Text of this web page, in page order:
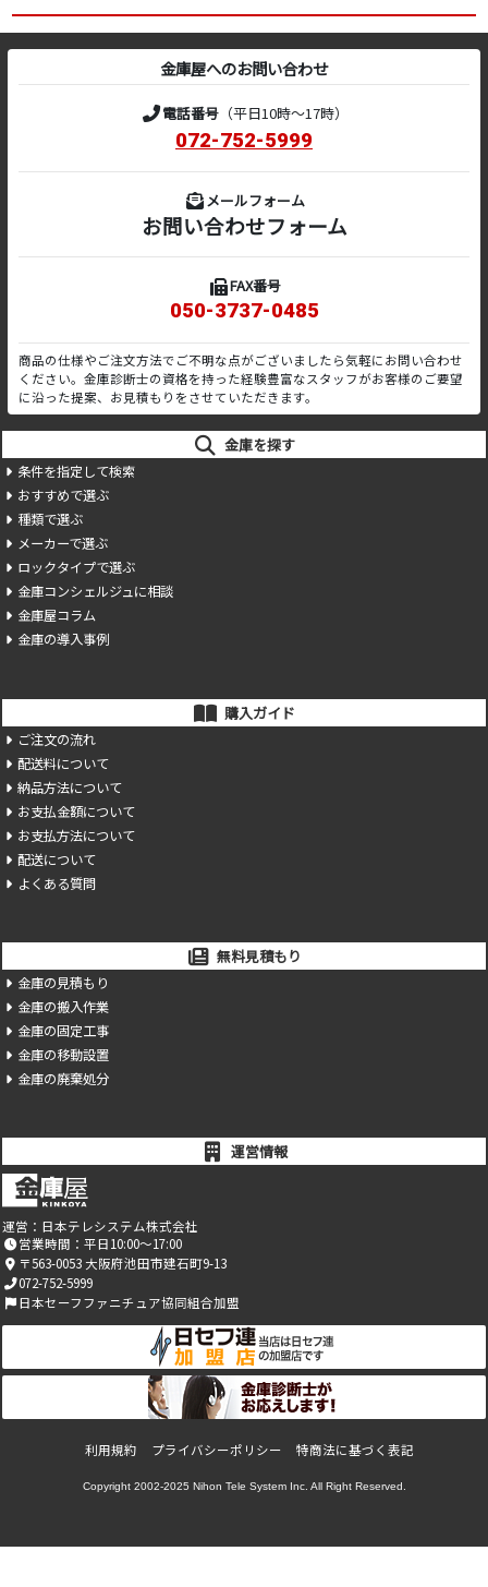
金庫屋へのお問い合わせ
電話番号（平日10時～17時）
072-752-5999
メールフォーム
お問い合わせフォーム
FAX番号
050-3737-0485
商品の仕様やご注文方法でご不明な点がございましたら気軽にお問い合わせ
ください。金庫診断士の資格を持った経験豊富なスタッフがお客様のご要望
に沿った提案、お見積もりをさせていただきます。
運営情報
運営： 日本テレシステム株式会社
営業時間：平日10:00～17:00
〒563-0053 大阪府池田市建石町9-13
072-752-5999
日本セーフファニチュア協同組合加盟
金庫を探す
条件を指定して検索
おすすめで選ぶ
種類で選ぶ
メーカーで選ぶ
ロックタイプで選ぶ
金庫コンシェルジュに相談
金庫屋コラム
金庫の導入事例
購入ガイド
ご注文の流れ
配送料について
納品方法について
お支払金額について
お支払方法について
配送について
よくある質問
無料見積もり
金庫の見積もり
金庫の搬入作業
金庫の固定工事
金庫の移動設置
金庫の廃棄処分
利用規約 プライバシーポリシー 特商法に基づく表記
Copyright 2002-2025 Nihon Tele System Inc. All Right Reserved.